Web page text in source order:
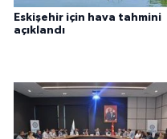
Eskişehir için hava tahmini
açıklandı